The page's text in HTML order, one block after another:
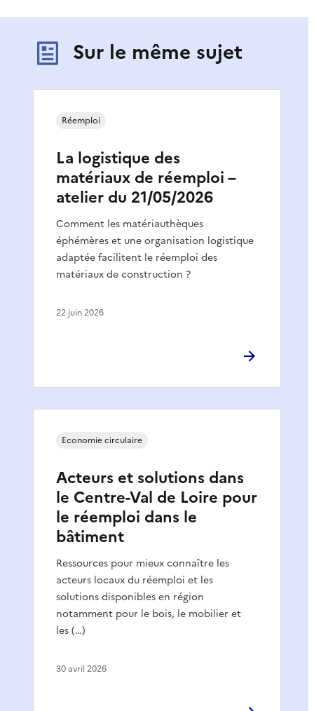
Sur le même sujet
La logistique des
matériaux de réemploi –
atelier du 21/05/2026
Comment les matériauthèques
éphémères et une organisation logistique
adaptée facilitent le réemploi des
matériaux de construction ?
Réemploi
22 juin 2026
Acteurs et solutions dans
le Centre-Val de Loire pour
le réemploi dans le
bâtiment
Ressources pour mieux connaître les
acteurs locaux du réemploi et les
solutions disponibles en région
notamment pour le bois, le mobilier et
les (…)
Economie circulaire
30 avril 2026